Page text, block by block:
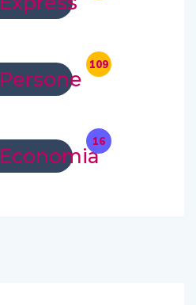
Persone
109
Economia
16